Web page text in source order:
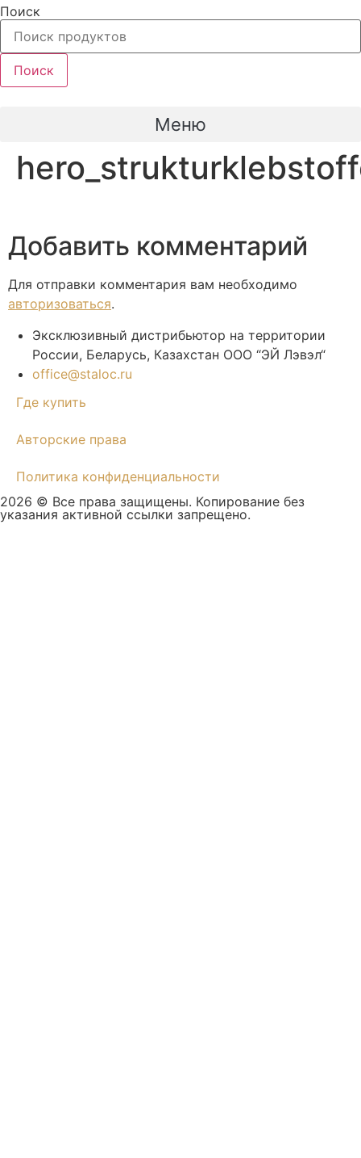
Перейти
содержимому
Поиск
Поиск
Меню
Добавить комментарий
Для отправки комментария вам необходимо
авторизоваться.
Эксклюзивный дистрибьютор на территории
России, Беларусь, Казахстан ООО “ЭЙ Лэвэл“
office@staloc.ru
Где купить
Авторские права
Политика конфиденциальности
2026 © Все права защищены. Копирование без
указания активной ссылки запрещено.